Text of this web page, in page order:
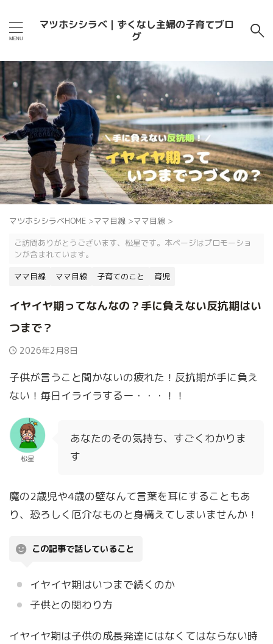
マツホシシラベ｜ずくなし主婦の子育てブロ
グ
マツホシシラベHOME >ママ目線 >ママ目線 >
ご訪問ありがとうございます、松星です。本ページはプロモーショ
ンが含まれています。
ママ目線
ママ目線 子育てのこと 育児
イヤイヤ期ってなんなの？手に負えない反抗期はい
つまで？
2026年2月8日
子供が言うこと聞かないの疲れた！反抗期が手に負え
ない！毎日イライラするー・・・！！
松星
あなたのその気持ち、すごくわかりま
す
魔の2歳児や4歳の壁なんて言葉を耳にすることもあ
り、恐ろしく厄介なものと身構えてしまいませんか！
この記事で話していること
イヤイヤ期はいつまで続くのか
子供との関わり方
イヤイヤ期は子供の成長発達にはなくてはならない時